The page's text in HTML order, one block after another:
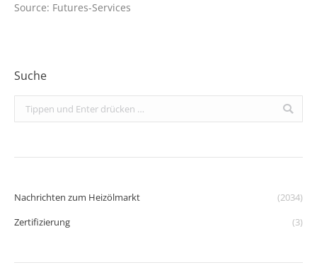
Source: Futures-Services
Suche
Search:
Nachrichten zum Heizölmarkt
(2034)
Zertifizierung
(3)